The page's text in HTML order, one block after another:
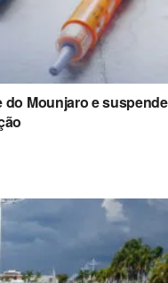
do Mounjaro e suspende